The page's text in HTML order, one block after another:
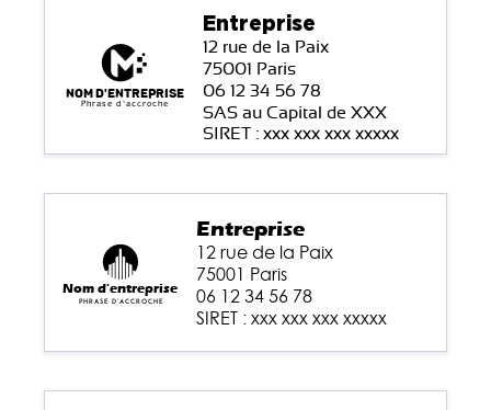
06 12 34 56 78
SAS au Capital de XXX
SIRET : xxx xxx xxx xxxxx
12 rue de la Paix
75001 Paris
Entreprise
Nom d'entreprise
Phrase d'accroche
06 12 34 56 78
SIRET : xxx xxx xxx xxxxx
12 rue de la Paix
75001 Paris
Entreprise
Nom d'entreprise
Phrase d'accroche